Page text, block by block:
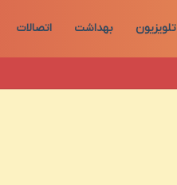
تلویزیون بهداشت اتصالات